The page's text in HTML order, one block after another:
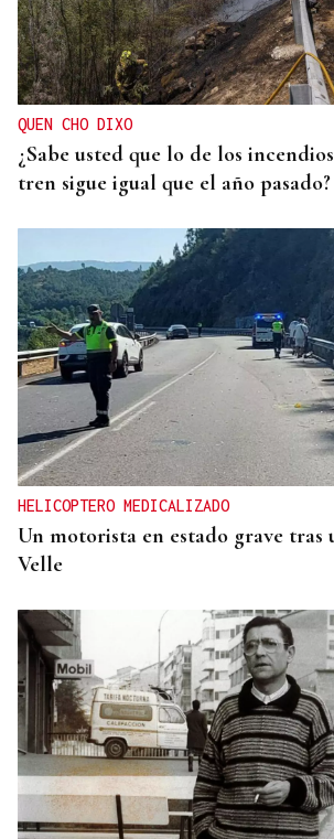
QUEN CHO DIXO
¿Sabe usted que lo de los
tren sigue igual que el año pasado?
HELICOPTERO MEDICALIZADO
Un motorista en estado grave tras
Velle